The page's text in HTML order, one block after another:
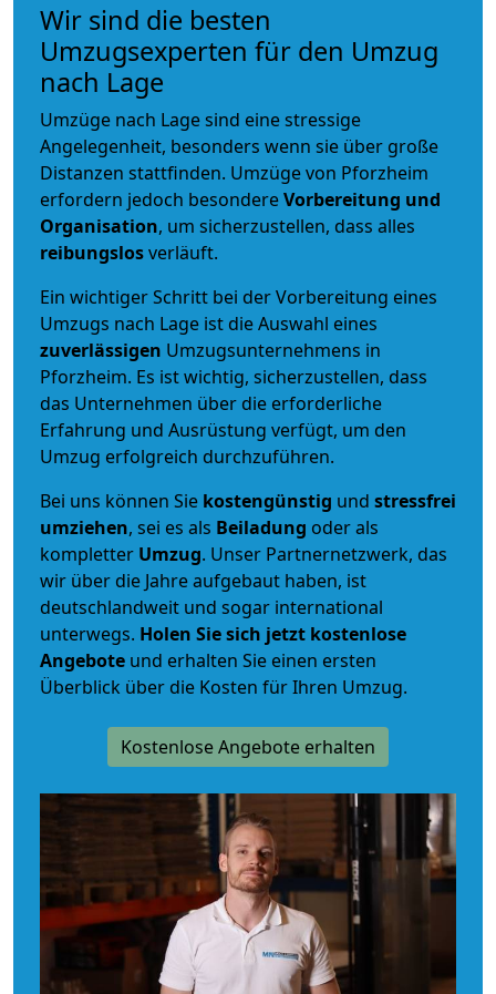
Wir sind die besten
Umzugsexperten für den Umzug
nach Lage
Umzüge nach Lage sind eine stressige
Angelegenheit, besonders wenn sie über große
Distanzen stattfinden. Umzüge von Pforzheim
erfordern jedoch besondereVorbereitung und
Organisation, um sicherzustellen, dass alles
reibungslosverläuft.
Ein wichtiger Schritt bei der Vorbereitung eines
Umzugs nach Lage ist die Auswahl eines
zuverlässigen Umzugsunternehmens in
Pforzheim. Es ist wichtig, sicherzustellen, dass
das Unternehmen über die erforderliche
Erfahrung und Ausrüstung verfügt, um den
Umzug erfolgreich durchzuführen.
Bei uns können Sie kostengünstig und stressfrei
umziehen, sei es als Beiladung oder als
kompletter Umzug. Unser Partnernetzwerk, das
wir über die Jahre aufgebaut haben, ist
deutschlandweit und sogar international
unterwegs. Holen Sie sich jetzt kostenlose
Angebote und erhalten Sie einen ersten
Überblick über die Kosten für Ihren Umzug.
Kostenlose Angebote erhalten